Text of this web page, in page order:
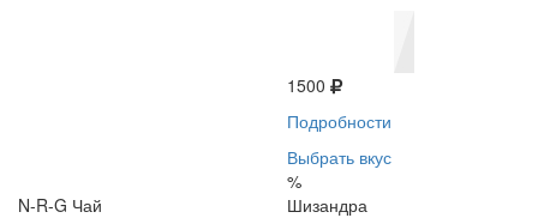
1500
Подробности
Выбрать вкус
%
N-R-G Чай
Шизандра